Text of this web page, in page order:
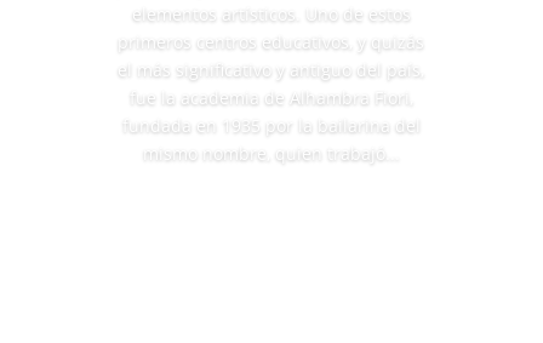
elementos artísticos. Uno de estos
primeros centros educativos, y quizás
el más significativo y antiguo del país,
fue la academia de Alhambra Fiori,
fundada en 1935 por la bailarina del
mismo nombre, quien trabajó...